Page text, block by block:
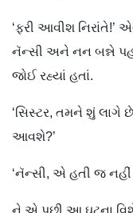
‘ફરી આવીશ નિરાંતે!’
નૅન્સી અને નન બન્ને
જોઈ રહ્યાં હતાં.
‘સિસ્ટર, તમને શું લાગે
આવશે?’
‘નૅન્સી, એ હતી જ નહીં
ને એ પછી આ ઘટના વિશે